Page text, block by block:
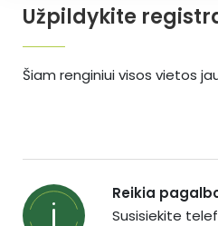
Užpildykite
Šiam renginiui visos vietos
Reikia
Susisiekite